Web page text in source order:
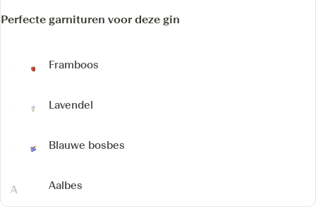
Perfecte garnituren voor deze gin
Framboos
Lavendel
Blauwe bosbes
Aalbes